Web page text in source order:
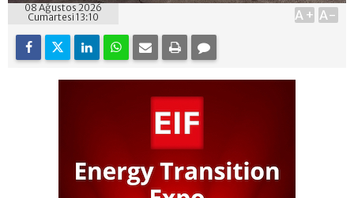
08 Ağustos 2026
Cumartesi 13:10
A+ A-